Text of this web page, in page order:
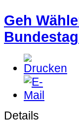
Geh
Details